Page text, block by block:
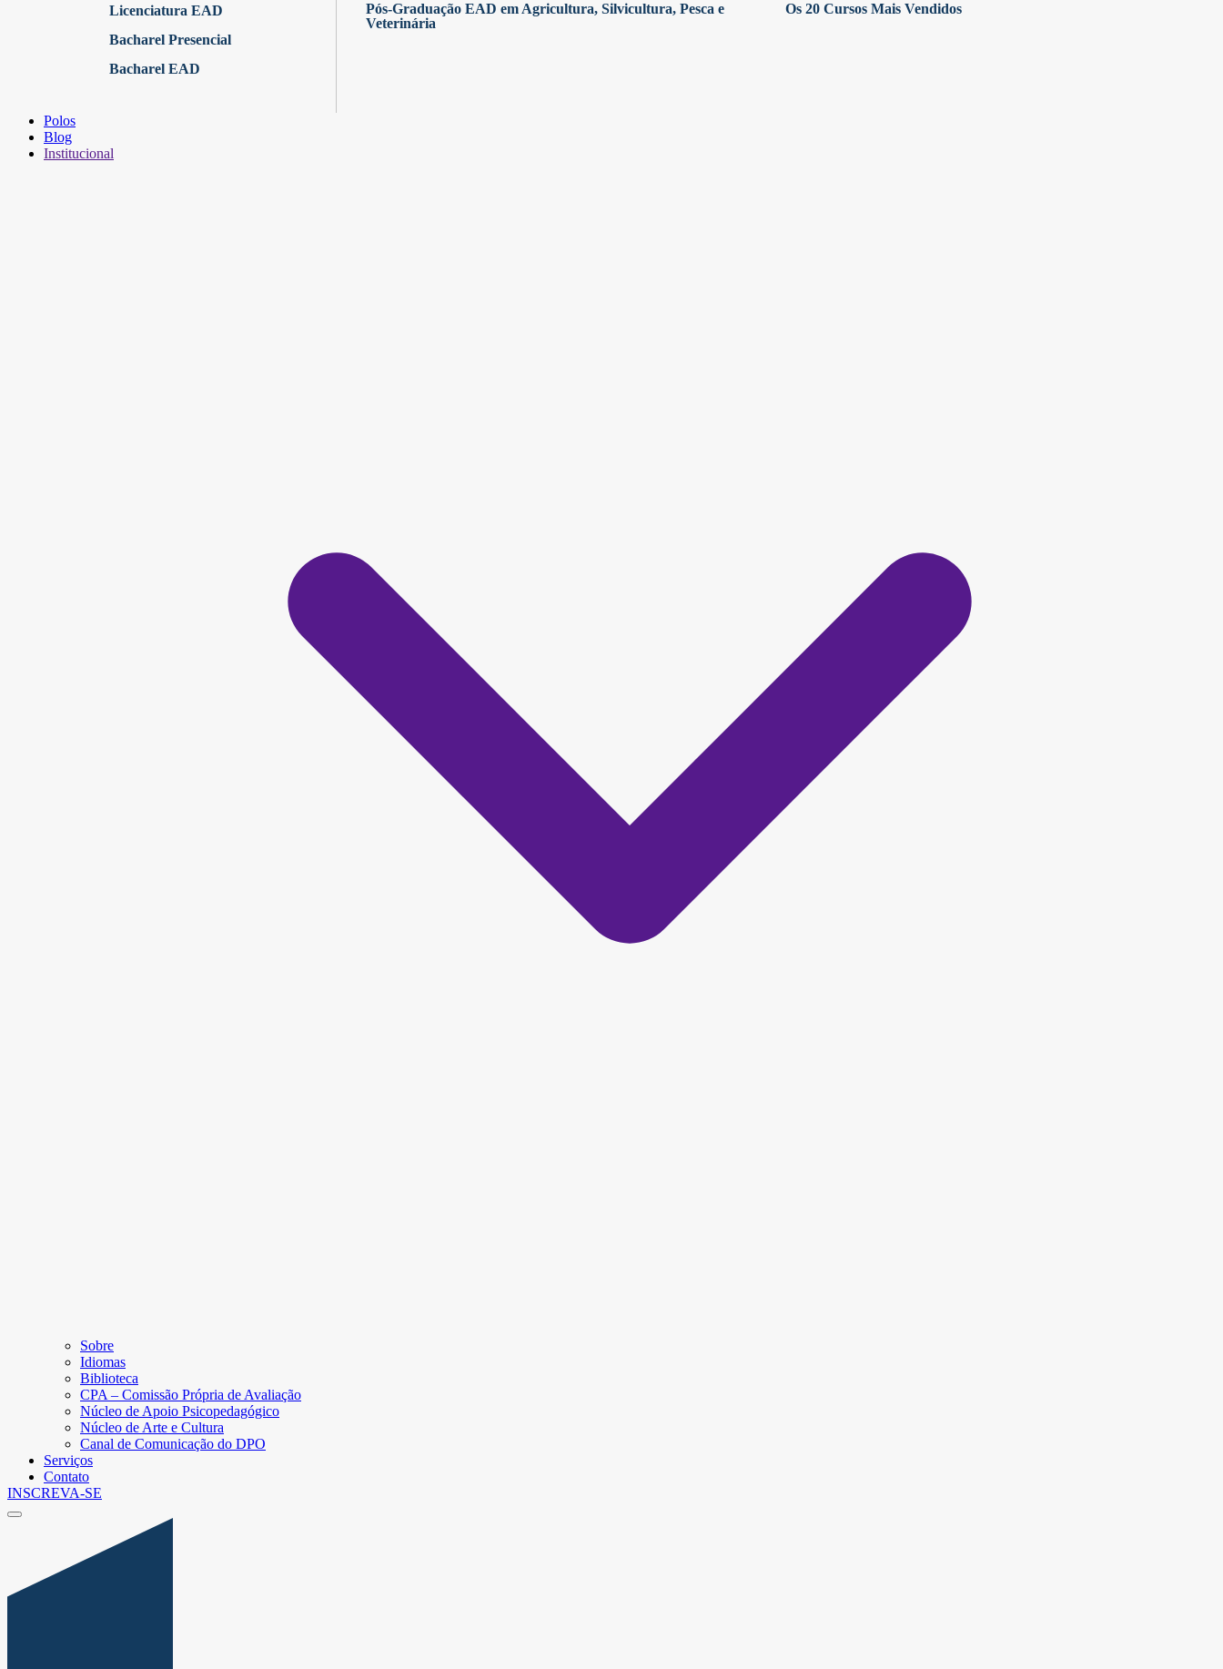
Licenciatura EAD
Bacharel Presencial
Bacharel EAD
Pós-Graduação EAD em Agricultura, Silvicultura, Pesca e
Veterinária
Os 20 Cursos Mais Vendidos
Polos
Blog
Institucional
Sobre
Idiomas
Biblioteca
CPA – Comissão Própria de Avaliação
Núcleo de Apoio Psicopedagógico
Núcleo de Arte e Cultura
Canal de Comunicação do DPO
Serviços
Contato
INSCREVA-SE